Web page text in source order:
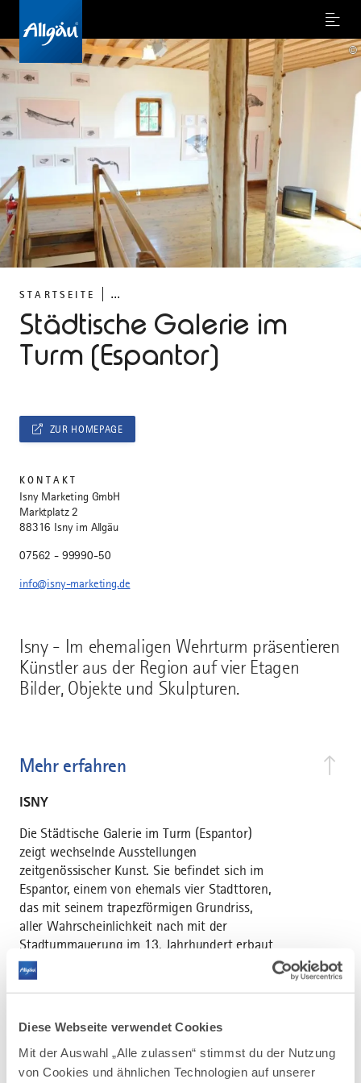
Diese Webseite verwendet Cookies
Mit der Auswahl „Alle zulassen“ stimmst du der Nutzung
von Cookies und ähnlichen Technologien auf unserer
Menu
STARTSEITE ...
Städtische Galerie im
Turm (Espantor)
©
Isny - Im ehemaligen Wehrturm präsentieren
Künstler aus der Region auf vier Etagen
Bilder, Objekte und Skulpturen.
Mehr erfahren
ISNY
Die Städtische Galerie im Turm (Espantor)
zeigt wechselnde Ausstellungen
zeitgenössischer Kunst. Sie befindet sich im
Espantor, einem von ehemals vier Stadttoren,
das mit seinem trapezförmigen Grundriss,
aller Wahrscheinlichkeit nach mit der
Stadtummauerung im 13. Jahrhundert erbaut
wurde. 1413 wird der Turm erstmals
urkundlich erwähnt, eine stadtauswärts
Wappen trägt die Jahreszahl 1467. Der Turm
das in der Dreifelderwirtschaft als
„Allmendplatz“ der Allgemeinheit für
ZUR HOMEPAGE
KONTAKT
Isny Marketing GmbH
Marktplatz 2
88316 Isny im Allgäu
07562 - 99990-50
info@isny-marketing.de